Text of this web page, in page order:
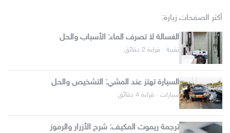
أكثر الصفحات زيارة:
الغسالة لا تصرف الماء: الأسباب والحل
تقنية · قراءة 2 دقائق
السيارة تهتز عند المشي: التشخيص والحل
سيارات · قراءة 4 دقائق
ترجمة ريموت المكيف: شرح الأزرار والرموز